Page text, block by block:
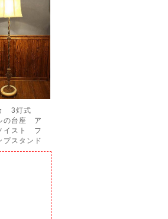
3灯式
の台座 ア
イスト フ
プスタンド